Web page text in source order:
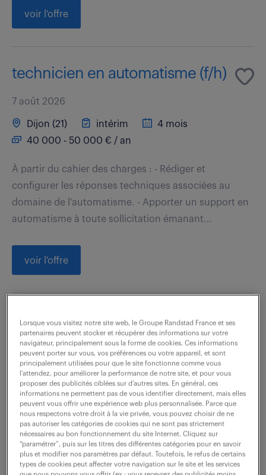
voir l'offre
technicien en automatisme (f/h)
7 août 2026
Dijon (21) intérim
4 mois
40 000 - 50 000 € / an
À partir du cahier des charges : - Rédiger et
configurer les réponses techniques associées au
domaine de l'automatisme. - Apporter un support en
automatisme à toute sollicitation émanant...
voir l'offre
consultant alternant - f/h
6 août 2026
Dijon (21) apprentissage
16 mois
10 149 - 23 604 € / an
Dépasser nos objectifs en faisant le bonheur de nos
clients, Ça nous booste, et vous ? Si votre réponse à
cette question est oui, devenez notre prochain ...
Lorsque vous visitez notre site web, le Groupe Randstad France et ses
partenaires peuvent stocker et récupérer des informations sur votre
navigateur, principalement sous la forme de cookies. Ces informations
peuvent porter sur vous, vos préférences ou votre appareil, et sont
principalement utilisées pour que le site fonctionne comme vous
l’attendez, pour améliorer la performance de notre site, et pour vous
proposer des publicités ciblées sur d’autres sites. En général, ces
informations ne permettent pas de vous identifier directement, mais elles
peuvent vous offrir une expérience web plus personnalisée. Parce que
nous respectons votre droit à la vie privée, vous pouvez choisir de ne
pas autoriser les catégories de cookies qui ne sont pas strictement
nécessaires au bon fonctionnement du site Internet. Cliquez sur
“paramétrer”, puis sur les titres des différentes catégories pour en savoir
plus et modifier nos paramètres par défaut. Toutefois, le refus de certains
types de cookies peut affecter votre navigation sur le site et les services